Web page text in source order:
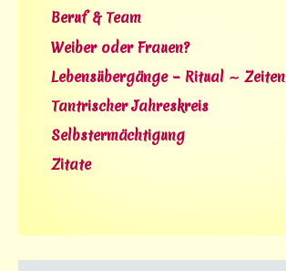
Beruf & Team
Weiber oder Frauen?
Lebensübergänge – Ritual ∼ Zeiten
Tantrischer Jahreskreis
Selbstermächtigung
Zitate